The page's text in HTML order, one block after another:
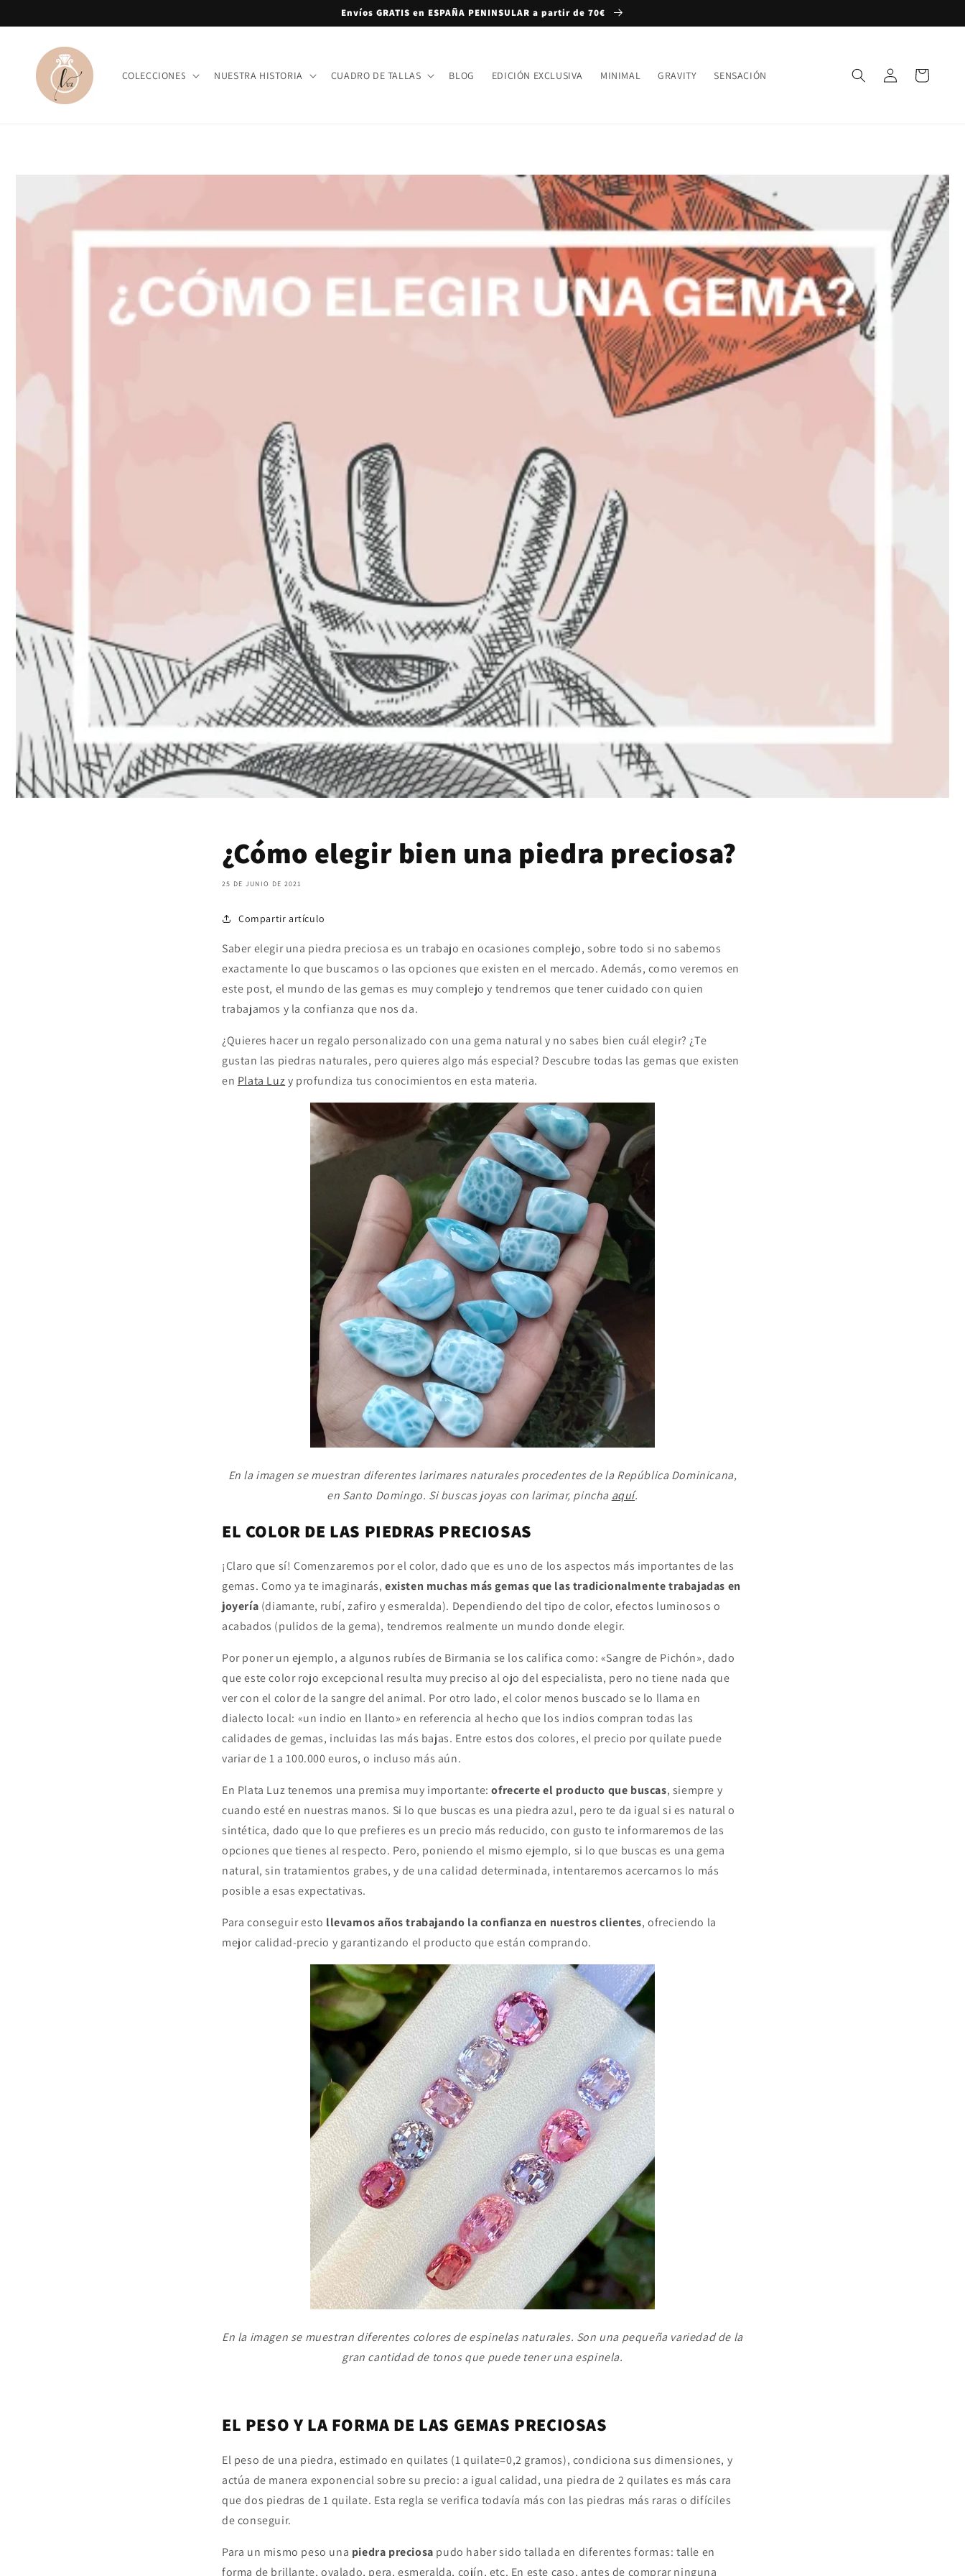
al contenido
Envíos GRATIS en ESPAÑA PENINSULAR a partir de 70€
COLECCIONES NUESTRA HISTORIA CUADRO DE TALLAS BLOG EDICIÓN EXCLUSIVA MINIMAL GRAVITY SENSACIÓN
sesión
Carrito
¿Cómo elegir bien una piedra preciosa?
25 DE JUNIO DE 2021
Compartir artículo
Saber elegir una piedra preciosa es un trabajo en ocasiones complejo, sobre todo si no sabemos
exactamente lo que buscamos o las opciones que existen en el mercado. Además, como veremos en
este post, el mundo de las gemas es muy complejo y tendremos que tener cuidado con quien
trabajamos y la confianza que nos da.
¿Quieres hacer un regalo personalizado con una gema natural y no sabes bien cuál elegir? ¿Te
gustan las piedras naturales, pero quieres algo más especial? Descubre todas las gemas que existen
en Plata Luzy profundiza tus conocimientos en esta materia.
En la imagen se muestran diferentes larimares naturales procedentes de la República Dominicana,
en Santo Domingo. Si buscas joyas con larimar, pincha aquí.
EL COLOR DE LAS PIEDRAS PRECIOSAS
¡Claro que sí! Comenzaremos por el color, dado que es uno de los aspectos más importantes de las
gemas. Como ya te imaginarás,existen muchas más gemas que las tradicionalmente trabajadas en
joyería (diamante, rubí, zafiro y esmeralda). Dependiendo del tipo de color, efectos luminosos o
acabados (pulidos de la gema), tendremos realmente un mundo donde elegir.
Por poner un ejemplo, a algunos rubíes de Birmania se los califica como: «Sangre de Pichón», dado
que este color rojo excepcional resulta muy preciso al ojo del especialista, pero no tiene nada que
ver con el color de la sangre del animal. Por otro lado, el color menos buscado se lo llama en
dialecto local: «un indio en llanto» en referencia al hecho que los indios compran todas las
calidades de gemas, incluidas las más bajas. Entre estos dos colores, el precio por quilate puede
variar de 1 a 100.000 euros, o incluso más aún.
En Plata Luz tenemos una premisa muy importante:ofrecerte el producto que buscas, siempre y
cuando esté en nuestras manos. Si lo que buscas es una piedra azul, pero te da igual si es natural o
sintética, dado que lo que prefieres es un precio más reducido, con gusto te informaremos de las
opciones que tienes al respecto. Pero, poniendo el mismo ejemplo, si lo que buscas es una gema
natural, sin tratamientos grabes, y de una calidad determinada, intentaremos acercarnos lo más
posible a esas expectativas.
Para conseguir esto llevamos años trabajando la confianza en nuestros clientes, ofreciendo la
mejor calidad-precio y garantizando el producto que están comprando.
En la imagen se muestran diferentes colores de espinelas naturales. Son una pequeña variedad de la
gran cantidad de tonos que puede tener una espinela.
EL PESO Y LA FORMA DE LAS GEMAS PRECIOSAS
El peso de una piedra, estimado en quilates (1 quilate=0,2 gramos), condiciona sus dimensiones, y
actúa de manera exponencial sobre su precio: a igual calidad, una piedra de 2 quilates es más cara
que dos piedras de 1 quilate. Esta regla se verifica todavía más con las piedras más raras o difíciles
de conseguir.
Para un mismo peso una piedra preciosa pudo haber sido tallada en diferentes formas: talle en
forma de brillante, ovalado, pera, esmeralda, cojín, etc. En este caso, antes de comprar ninguna